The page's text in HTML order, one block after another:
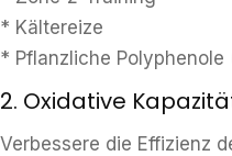
* Kältereize
* Pflanzliche
2. Oxidative
Verbessere die Effizienz